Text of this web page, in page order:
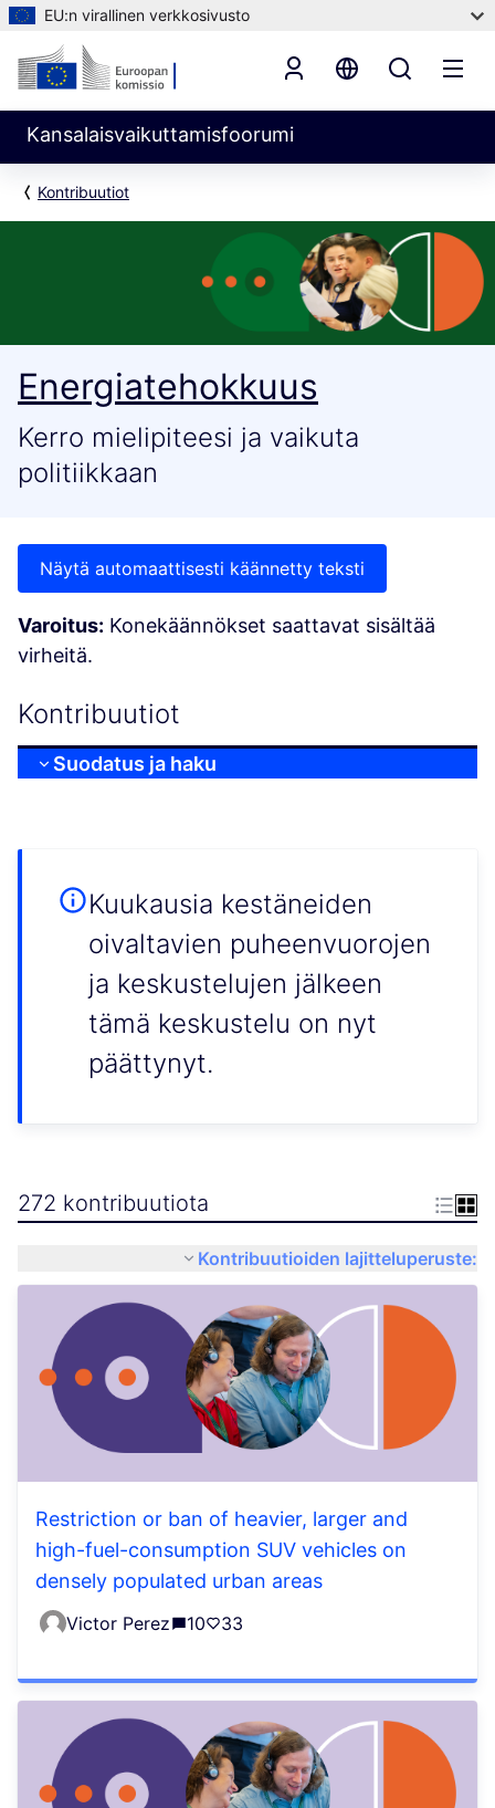
EU:n virallinen verkkosivusto
Kansalaisvaikuttamisfoorumi
Kontribuutiot
Energiatehokkuus
Kerro mielipiteesi ja vaikuta
politiikkaan
Näytä automaattisesti käännetty teksti
Varoitus: Konekäännökset saattavat sisältää
virheitä.
Kontribuutiot
Suodatus ja haku
Kuukausia kestäneiden
oivaltavien puheenvuorojen
ja keskustelujen jälkeen
tämä keskustelu on nyt
päättynyt.
272 kontribuutiota
Kontribuutioiden lajitteluperuste:
Restriction or ban of heavier, larger and
high-fuel-consumption SUV vehicles on
densely populated urban areas
Victor Perez 10 33